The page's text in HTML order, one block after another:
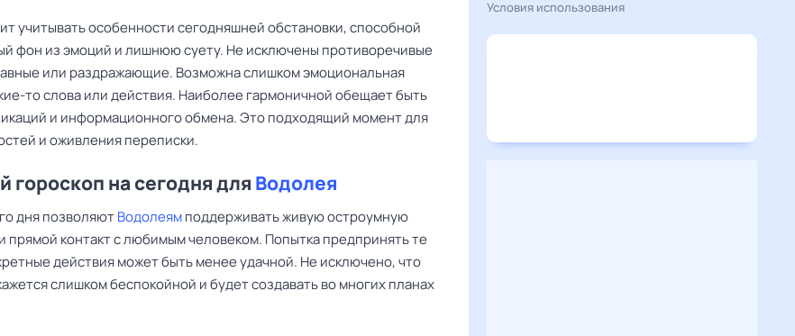
учитывать особенности сегодняшней обстановки, способной
фон из эмоций и лишнюю суету. Не исключены противоречивые
или раздражающие. Возможна слишком эмоциональная
то слова или действия. Наиболее гармоничной обещает быть
и информационного обмена. Это подходящий момент для
и оживления переписки.
на сегодня для Водолея
дня позволяютВодолеямподдерживать живую остроумную
прямой контакт с любимым человеком. Попытка предпринять те
действия может быть менее удачной. Не исключено, что
слишком беспокойной и будет создавать во многих планах
Условия использования